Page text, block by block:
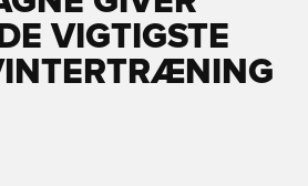
VIGTIGSTE